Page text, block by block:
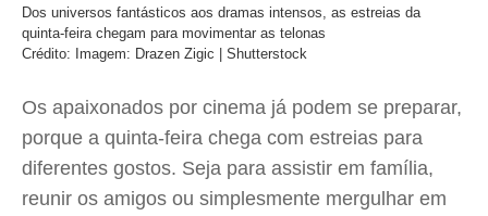
Dos universos fantásticos aos dramas intensos, as estreias da
quinta-feira chegam para movimentar as telonas
Crédito: Imagem: Drazen Zigic | Shutterstock
Os apaixonados por cinema já podem se preparar,
porque a quinta-feira chega com estreias para
diferentes gostos. Seja para assistir em família,
reunir os amigos ou simplesmente mergulhar em